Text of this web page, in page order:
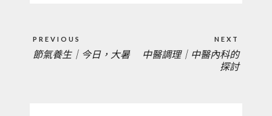
章
導
PREVIOUS
PREVIOUS
節氣養生｜今日，大暑
NEXT
NEXT
中醫調理｜中醫內科的
探討